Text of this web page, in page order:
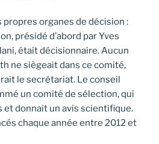
propres organes de décision :
présidé d’abord par Yves
était décisionnaire. Aucun
ne siègeait dans ce comité,
le secrétariat. Le conseil
un comité de sélection, qui
et donnait un avis scientifique.
chaque année entre 2012 et